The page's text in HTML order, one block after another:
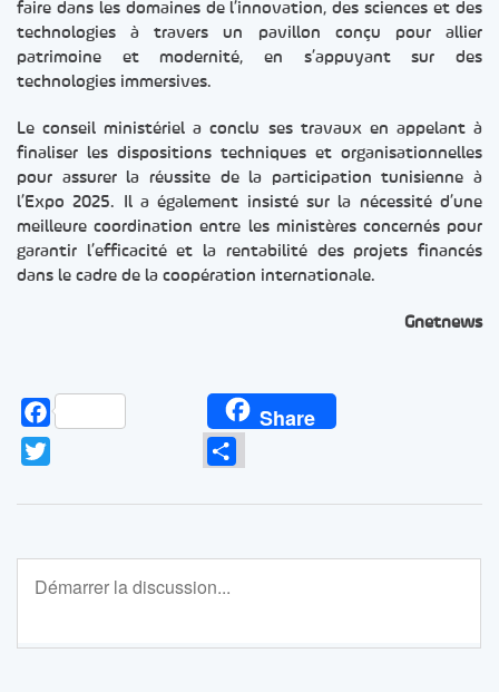
faire dans les domaines de l’innovation, des sciences et des
technologies à travers un pavillon conçu pour allier
patrimoine et modernité, en s’appuyant sur des
technologies immersives.
Le conseil ministériel a conclu ses travaux en appelant à
finaliser les dispositions techniques et organisationnelles
pour assurer la réussite de la participation tunisienne à
l’Expo 2025. Il a également insisté sur la nécessité d’une
meilleure coordination entre les ministères concernés pour
garantir l’efficacité et la rentabilité des projets financés
dans le cadre de la coopération internationale.
Gnetnews
Facebook Share
Partager